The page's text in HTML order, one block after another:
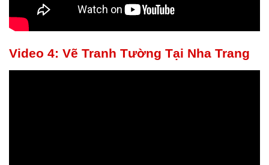
Video 4: Vẽ Tranh Tường Tại Nha Trang